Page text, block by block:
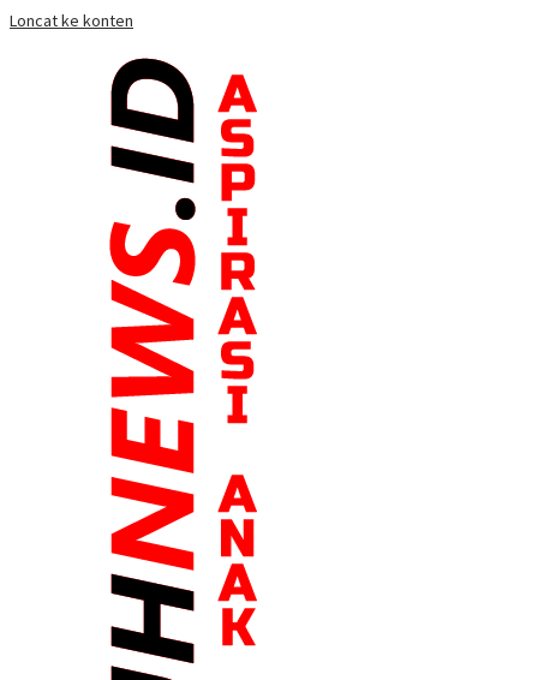
Loncat ke konten